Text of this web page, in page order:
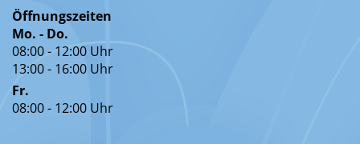
Öffnungszeiten
Mo. - Do.
08:00 - 12:00 Uhr
13:00 - 16:00 Uhr
Fr.
08:00 - 12:00 Uhr